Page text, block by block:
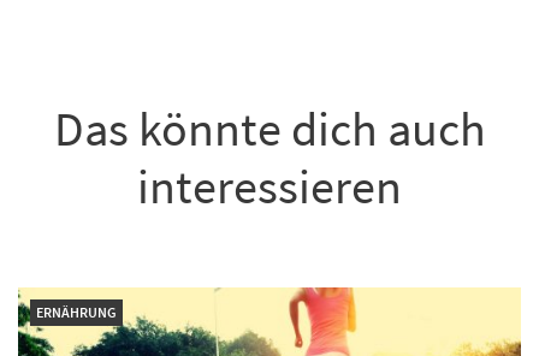
Das könnte dich auch
interessieren
ERNÄHRUNG